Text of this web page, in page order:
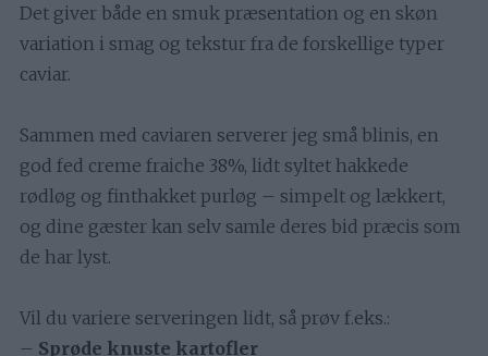
Det giver både en smuk præsentation og en skøn
variation i smag og tekstur fra de forskellige typer
caviar.
Sammen med caviaren serverer jeg små blinis, en
god fed creme fraiche 38%, lidt syltet hakkede
rødløg og finthakket purløg – simpelt og lækkert,
og dine gæster kan selv samle deres bid præcis som
de har lyst.
Vil du variere serveringen lidt, så prøv f.eks.:
– Sprøde knuste kartofler